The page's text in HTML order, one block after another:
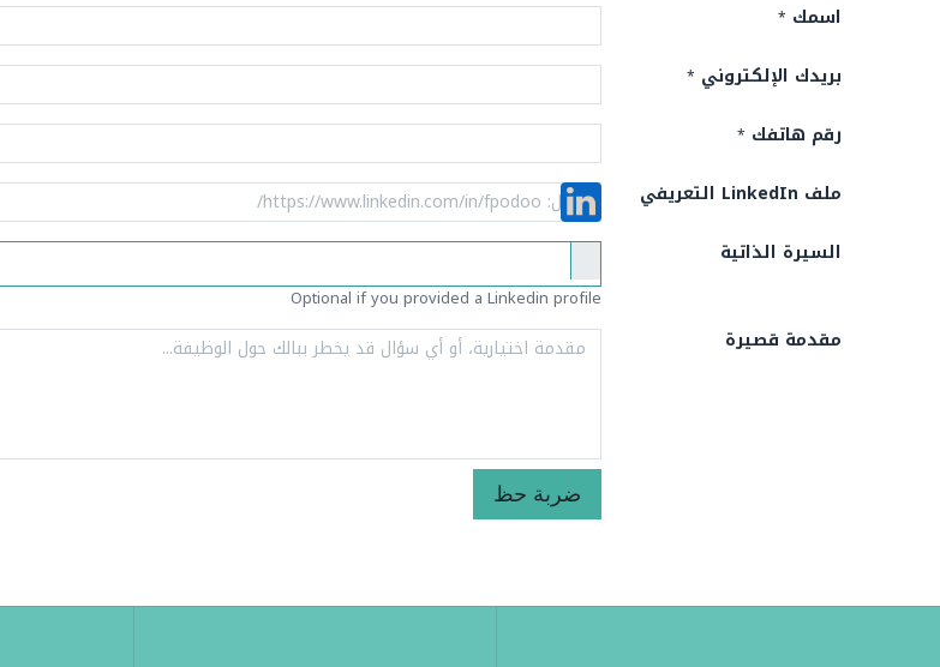
اسمك *
بريدك الإلكتروني *
رقم هاتفك *
ملف LinkedIn التعريفي
السيرة الذاتية
Optional if you provided a Linkedin profile
مقدمة قصيرة
ضربة حظ